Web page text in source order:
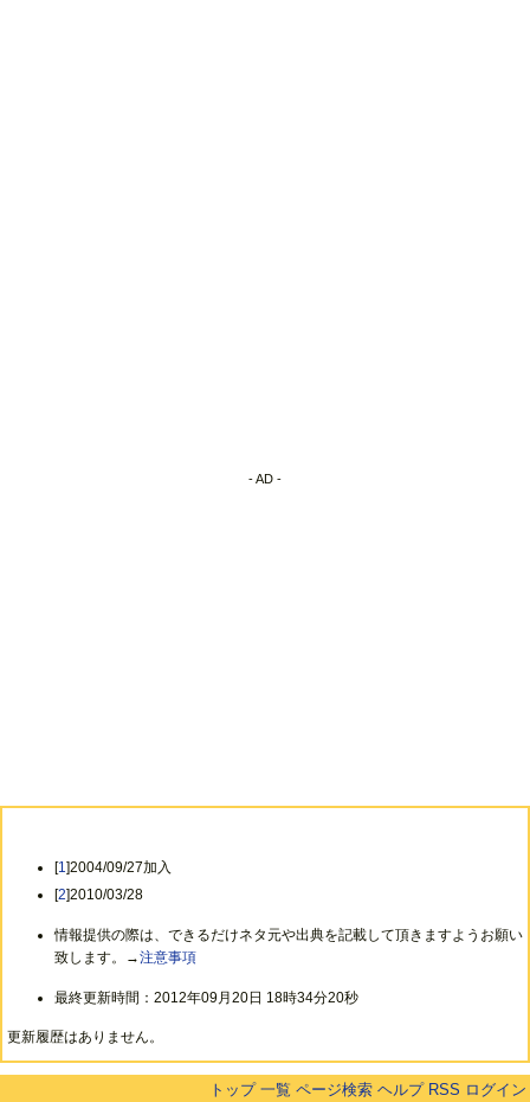
- AD -
[1]2004/09/27加入
[2]2010/03/28
情報提供の際は、できるだけネタ元や出典を記載して頂きますようお願い
致します。→注意事項
最終更新時間：2012年09月20日 18時34分20秒
更新履歴はありません。
トップ 一覧 ページ検索 ヘルプ RSS ログイン